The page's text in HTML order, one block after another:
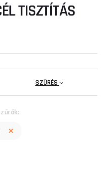
TISZTÍTÁS
SZŰRÉS